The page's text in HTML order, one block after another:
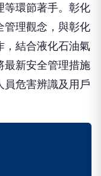
等環節著手。彰化
管理觀念，與彰化
，結合液化石油氣
最新安全管理措施
員危害辨識及用戶